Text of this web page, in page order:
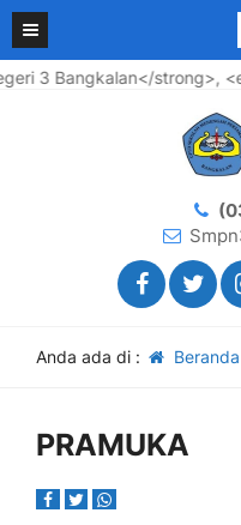
Bangkalan</strong>,
Anda ada di : Beranda
PRAMUKA